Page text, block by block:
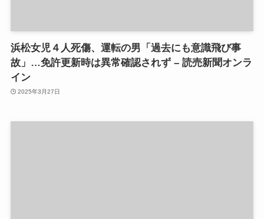
浜松女児４人死傷、運転の男「過去にも意識飛び事
故」…免許更新時は異常確認されず – 読売新聞オンラ
イン
2025年3月27日